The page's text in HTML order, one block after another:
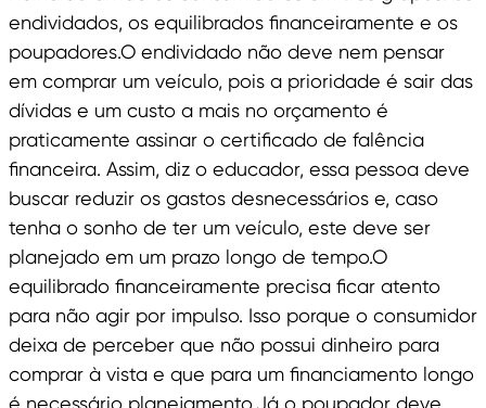
endividados, os equilibrados financeiramente e os
poupadores.O endividado não deve nem pensar
em comprar um veículo, pois a prioridade é sair das
dívidas e um custo a mais no orçamento é
praticamente assinar o certificado de falência
financeira. Assim, diz o educador, essa pessoa deve
buscar reduzir os gastos desnecessários e, caso
tenha o sonho de ter um veículo, este deve ser
planejado em um prazo longo de tempo.O
equilibrado financeiramente precisa ficar atento
para não agir por impulso. Isso porque o consumidor
deixa de perceber que não possui dinheiro para
comprar à vista e que para um financiamento longo
é necessário planejamento.Já o poupador deve